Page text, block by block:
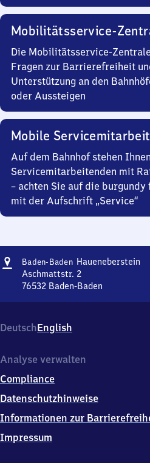
Mobilitätsservice-
Die Mobilitätsservice-
Fragen zur Barrierefreiheit
Unterstützung an den
oder Aussteigen
Mobile
Auf dem Bahnhof stehen
Servicemitarbeitenden mit
– achten Sie auf die burgundy
mit der Aufschrift „Service“
Adresse
Baden-Baden Haueneberstein
Aschmattstr. 2
76532 Baden-Baden
Haueneberstein,
Aschmattstr.
7
5
3
Baden-
Baden
DeutschEnglish
Analyse verwalten
Compliance
Datenschutzhinweise
Informationen zur
Impressum